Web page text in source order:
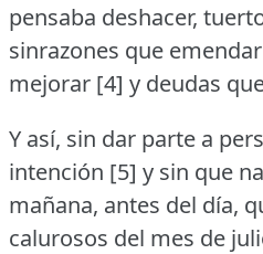
pensaba deshacer,
sinrazones que
mejorar [4] y deudas
Y así, sin dar parte a
intención [5] y sin que
mañana, antes del día,
calurosos del mes de